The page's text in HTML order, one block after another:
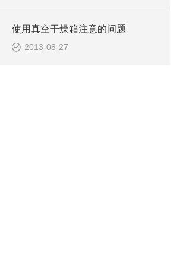
使用真空干燥箱注意的问题
2013-08-27